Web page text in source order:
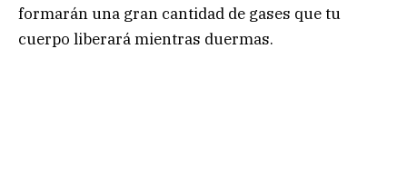
formarán una gran cantidad de gases que tu
cuerpo liberará mientras duermas.